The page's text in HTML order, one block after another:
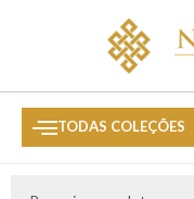
TODAS COLEÇÕES